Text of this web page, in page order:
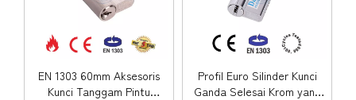
EN 1303 60mm Aksesoris
Kunci Tanggam Pintu
Profil Euro Silinder Kunci
Ganda Selesai Krom yang